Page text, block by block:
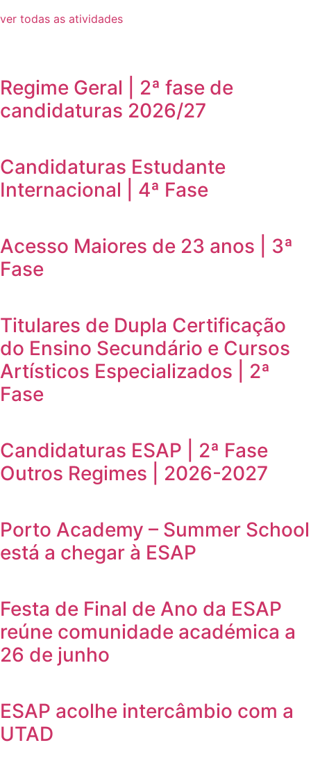
ver todas as atividades
Regime Geral | 2ª fase de
candidaturas 2026/27
Candidaturas Estudante
Internacional | 4ª Fase
Acesso Maiores de 23 anos | 3ª
Fase
Titulares de Dupla Certificação
do Ensino Secundário e Cursos
Artísticos Especializados | 2ª
Fase
Candidaturas ESAP | 2ª Fase
Outros Regimes | 2026-2027
Porto Academy – Summer School
está a chegar à ESAP
Festa de Final de Ano da ESAP
reúne comunidade académica a
26 de junho
ESAP acolhe intercâmbio com a
UTAD